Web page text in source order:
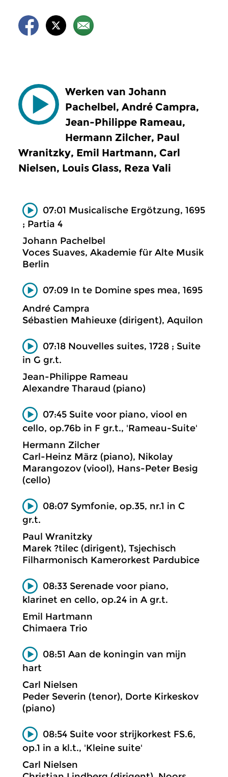
Werken van Johann
Pachelbel, André Campra,
Jean-Philippe Rameau,
Hermann Zilcher, Paul
Wranitzky, Emil Hartmann, Carl
Nielsen, Louis Glass, Reza Vali
07:01 Musicalische Ergötzung, 1695
; Partia 4
Johann Pachelbel
Voces Suaves, Akademie für Alte Musik
Berlin
07:09 In te Domine spes mea, 1695
André Campra
Sébastien Mahieuxe (dirigent), Aquilon
07:18 Nouvelles suites, 1728 ; Suite
in G gr.t.
Jean-Philippe Rameau
Alexandre Tharaud (piano)
07:45 Suite voor piano, viool en
cello, op.76b in F gr.t., 'Rameau-Suite'
Hermann Zilcher
Carl-Heinz März (piano), Nikolay
Marangozov (viool), Hans-Peter Besig
(cello)
08:07 Symfonie, op.35, nr.1 in C
gr.t.
Paul Wranitzky
Marek ?tilec (dirigent), Tsjechisch
Filharmonisch Kamerorkest Pardubice
08:33 Serenade voor piano,
klarinet en cello, op.24 in A gr.t.
Emil Hartmann
Chimaera Trio
08:51 Aan de koningin van mijn
hart
Carl Nielsen
Peder Severin (tenor), Dorte Kirkeskov
(piano)
08:54 Suite voor strijkorkest FS.6,
op.1 in a kl.t., 'Kleine suite'
Carl Nielsen